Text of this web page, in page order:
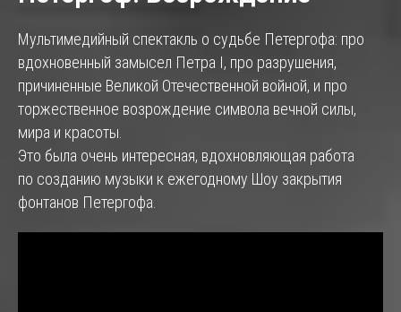
Мультимедийный спектакль о судьбе Петергофа: про
вдохновенный замысел Петра I, про разрушения,
причиненные Великой Отечественной войной, и про
торжественное возрождение символа вечной силы,
мира и красоты.
Это была очень интересная, вдохновляющая работа
по созданию музыки к ежегодному Шоу закрытия
фонтанов Петергофа.